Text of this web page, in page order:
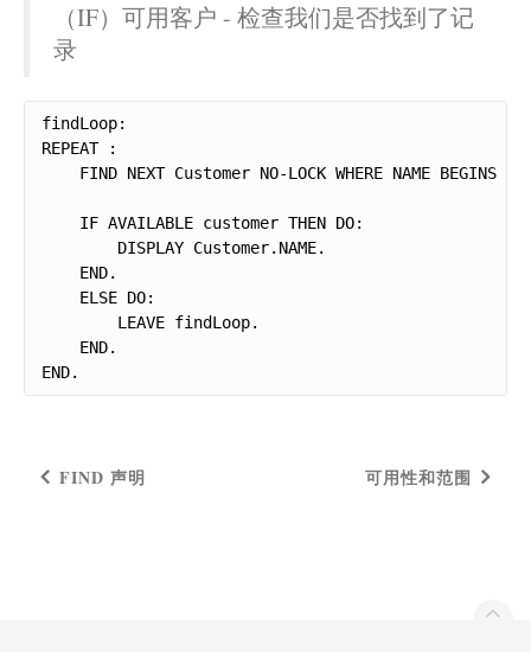
（IF）可用客户 - 检查我们是否找到了记
录
findLoop:
REPEAT :
FIND NEXT Customer NO-LOCK WHERE NAME BEGINS
    IF AVAILABLE customer THEN DO:
        DISPLAY Customer.NAME.
    END.
    ELSE DO:
        LEAVE findLoop.
    END.
END.
可用性和范围
FIND 声明